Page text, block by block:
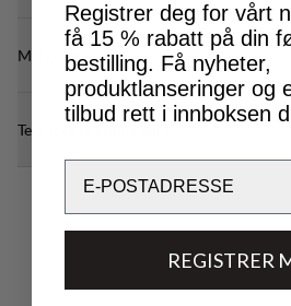
Materialer
Tekniske spesifikasjoner
Registrer deg for vårt
få 15 % rabatt på din
bestilling. Få nyheter,
produktlanseringer og
tilbud rett i innboksen
REGISTRER